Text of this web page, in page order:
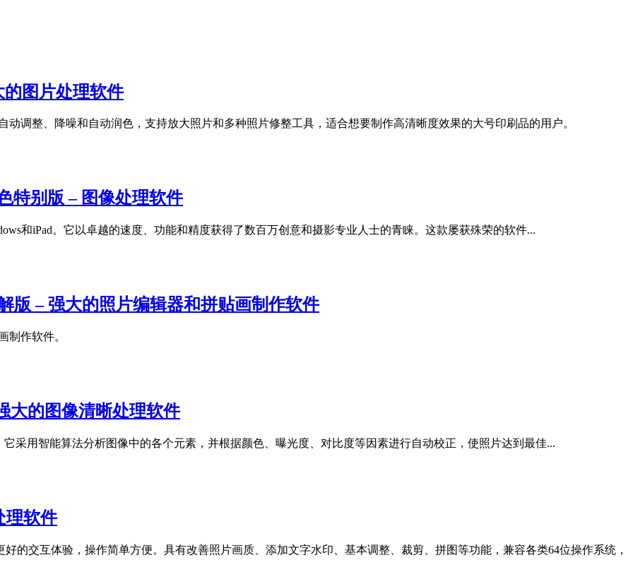
的图片处理软件
动调整、降噪和自动润色，支持放大照片和多种照片修整工具，适合想要制作高清晰度效果的大号印刷品的用户。
特别版 – 图像处理软件
和iPad。它以卓越的速度、功能和精度获得了数百万创意和摄影专业人士的青睐。这款屡获殊荣的软件...
版 – 强大的照片编辑器和拼贴画制作软件
制作软件。
大的图像清晰处理软件
它采用智能算法分析图像中的各个元素，并根据颜色、曝光度、对比度等因素进行自动校正，使照片达到最佳...
理软件
的交互体验，操作简单方便。具有改善照片画质、添加文字水印、基本调整、裁剪、拼图等功能，兼容各类64位操作系统，